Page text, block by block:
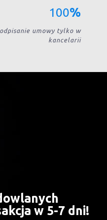
100%
umowy tylko w
kancelarii
w 5-7 dni!